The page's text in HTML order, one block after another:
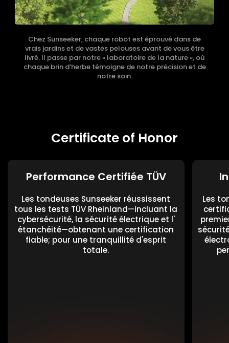
Chez Sunseeker, chaque robot est éprouvé dans de
vrais jardins et de vastes pelouses avant de vous être
livré. Il passe par notre « laboratoire de la nature », où
chaque brin d’herbe témoigne de notre précision et de
notre soin.
Certificate of Honor
Performance Certifiée TÜV
Les tondeuses Sunseeker réussissent
tous les tests TÜV Rheinland—incluant la
cybersécurité, la sécurité électrique et l'
étanchéité—obtenant une certification
fiable; pour une tranquillité d'esprit
totale.
Les